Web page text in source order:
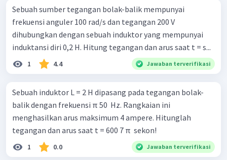
Sebuah sumber tegangan bolak-balik mempunyai
frekuensi anguler 100 rad/s dan tegangan 200 V
dihubungkan dengan sebuah induktor yang mempunyai
induktansi diri 0,2 H. Hitung tegangan dan arus saat t = s...
1 4.4 Jawaban terverifikasi
Sebuah induktor L = 2 H dipasang pada tegangan bolak-
balik dengan frekuensi π 50 ​ Hz. Rangkaian ini
menghasilkan arus maksimum 4 ampere. Hitunglah
tegangan dan arus saat t = 600 7 π ​ sekon!
1 0.0 Jawaban terverifikasi